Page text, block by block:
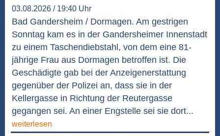
03.08.2026 / 19:40 Uhr
Bad Gandersheim / Dormagen. Am gestrigen
Sonntag kam es in der Gandersheimer Innenstadt
zu einem Taschendiebstahl, von dem eine 81-
jährige Frau aus Dormagen betroffen ist. Die
Geschädigte gab bei der Anzeigenerstattung
gegenüber der Polizei an, dass sie in der
Kellergasse in Richtung der Reutergasse
gegangen sei. An einer Engstelle sei sie dort...
weiterlesen